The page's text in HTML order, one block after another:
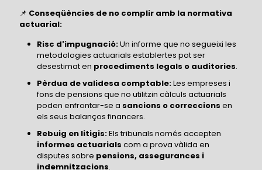
📌 Conseqüències de no complir amb la normativa
actuarial:
Risc d'impugnació:Un informe que no segueixi les
metodologies actuarials establertes pot ser
desestimat en procediments legals o auditories.
Pèrdua de validesa comptable:Les empreses i
fons de pensions que no utilitzin càlculs actuarials
poden enfrontar-se a sancions o correccions en
els seus balanços financers.
Rebuig en litigis:Els tribunals només accepten
informes actuarials com a prova vàlida en
disputes sobre pensions, assegurances i
indemnitzacions.